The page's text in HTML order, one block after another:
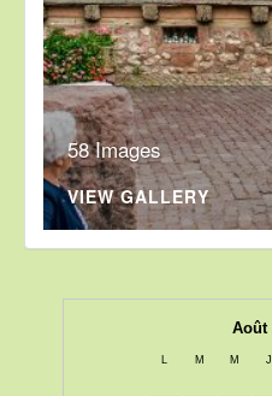
58 Images
VIEW GALLERY